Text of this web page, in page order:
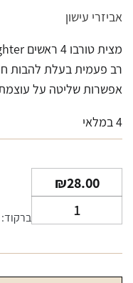
אביזרי עישון
מצית טורבו 4 ראשים Brico Turbo Lighter
רב פעמית בעלת להבות
אפשרות שליטה על
4 במלאי
₪28.00
של
ברקוד: 78239